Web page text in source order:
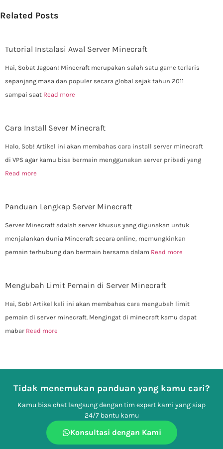
Related Posts
Tutorial Instalasi Awal Server Minecraft
Hai, Sobat Jagoan! Minecraft merupakan salah satu game terlaris
sepanjang masa dan populer secara global sejak tahun 2011
sampai saat Read more
Cara Install Sever Minecraft
Halo, Sob! Artikel ini akan membahas cara install server minecraft
di VPS agar kamu bisa bermain menggunakan server pribadi yang
Read more
Panduan Lengkap Server Minecraft
Server Minecraft adalah server khusus yang digunakan untuk
menjalankan dunia Minecraft secara online, memungkinkan
pemain terhubung dan bermain bersama dalam Read more
Mengubah Limit Pemain di Server Minecraft
Hai, Sob! Artikel kali ini akan membahas cara mengubah limit
pemain di server minecraft. Mengingat di minecraft kamu dapat
mabar Read more
Tidak menemukan panduan yang kamu cari?
Kamu bisa chat langsung dengan tim expert kami yang siap
24/7 bantu kamu
Konsultasi dengan Kami